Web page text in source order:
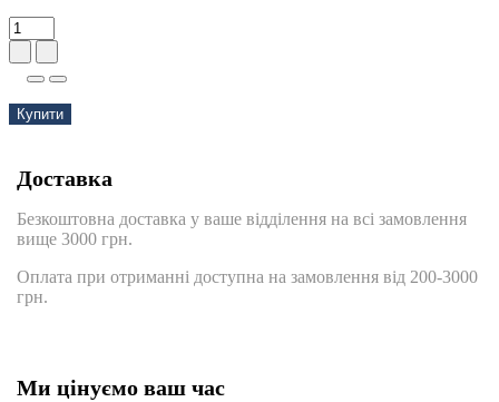
Купити
Доставка
Безкоштовна доставка у ваше відділення на всі замовлення
вище 3000 грн.
Оплата при отриманні доступна на замовлення від 200-3000
грн.
Ми цінуємо ваш час